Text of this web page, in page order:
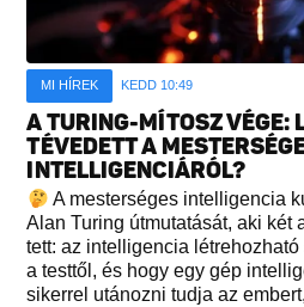
MI HÍREK KEDD 10:49
A TURING-MÍTOSZ VÉGE:
TÉVEDETT A
INTELLIGENCIÁRÓL?
A mesterséges intelligencia
Alan Turing útmutatását, aki két
tett: az intelligencia létrehozható
a testtől, és hogy egy gép
sikerrel utánozni tudja az